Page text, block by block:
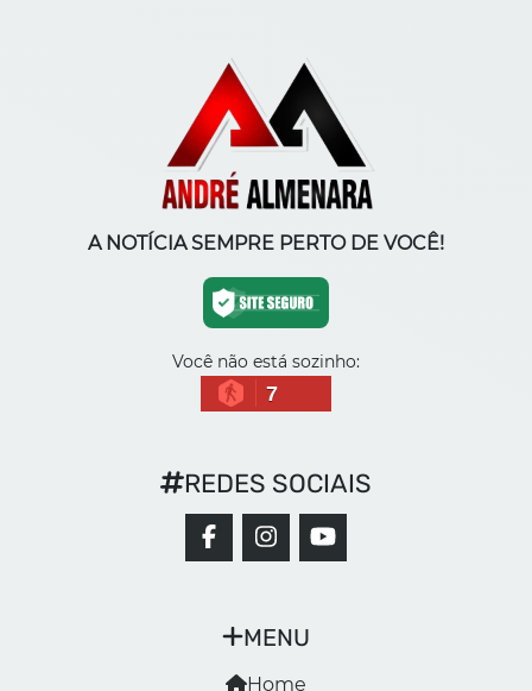
A NOTÍCIA SEMPRE PERTO DE VOCÊ!
Você não está sozinho:
7
MENU
Home
REDES SOCIAIS